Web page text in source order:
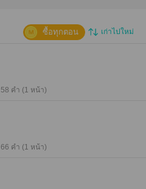
เก่าไปใหม่
ซื้อทุกตอน
58 คำ (1 หน้า)
66 คำ (1 หน้า)